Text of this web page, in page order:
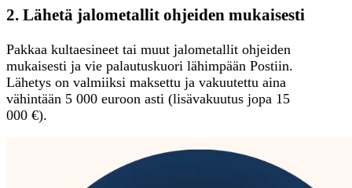
2. Lähetä jalometallit ohjeiden mukaisesti
Pakkaa kultaesineet tai muut jalometallit ohjeiden
mukaisesti ja vie palautuskuori lähimpään Postiin.
Lähetys on valmiiksi maksettu ja vakuutettu aina
vähintään 5 000 euroon asti (lisävakuutus jopa 15
000 €).